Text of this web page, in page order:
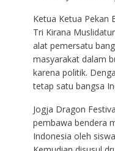
Ketua Ketua Pekan
Tri Kirana
alat pemersatu
masyarakat dalam
karena politik.
tetap satu bangsa
Jogja Dragon
pembawa bendera
Indonesia oleh